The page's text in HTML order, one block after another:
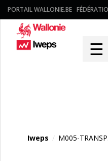
PORTAIL WALLONIE.BE
☰
Iweps / M005-